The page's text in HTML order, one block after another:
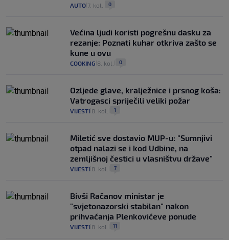
AUTO 7. kol. 0
Većina ljudi koristi pogrešnu dasku za
rezanje: Poznati kuhar otkriva zašto se
kune u ovu
COOKING 8. kol. 0
Ozljede glave, kralježnice i prsnog koša:
Vatrogasci spriječili veliki požar
VIJESTI 8. kol. 1
Miletić sve dostavio MUP-u: "Sumnjivi
otpad nalazi se i kod Udbine, na
zemljišnoj čestici u vlasništvu države"
VIJESTI 8. kol. 7
Bivši Račanov ministar je
"svjetonazorski stabilan" nakon
prihvaćanja Plenkovićeve ponude
VIJESTI 8. kol. 11